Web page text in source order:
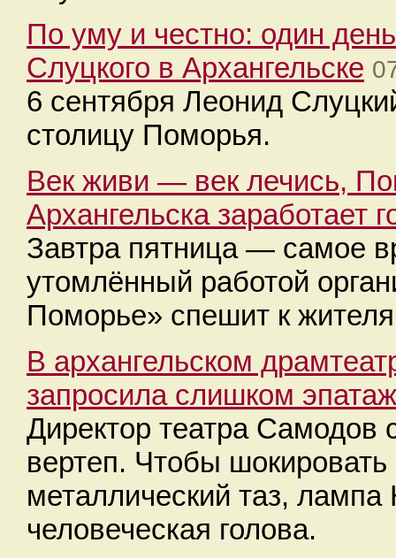
По уму и честно: один
Слуцкого в Архангельске
6 сентября Леонид
столицу Поморья.
Век живи — век лечись,
Архангельска заработает
Завтра пятница — самое
утомлённый работой
Поморье» спешит к
В архангельском
запросила слишком
Директор театра Самодов
вертеп. Чтобы
металлический таз,
человеческая голова.